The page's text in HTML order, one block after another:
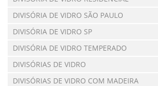
DIVISÓRIA DE VIDRO SÃO PAULO
DIVISÓRIA DE VIDRO SP
DIVISÓRIA DE VIDRO TEMPERADO
DIVISÓRIAS DE VIDRO
DIVISÓRIAS DE VIDRO COM MADEIRA